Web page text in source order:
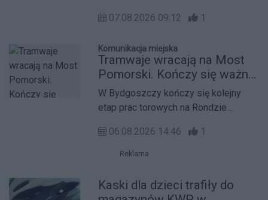
Wystarczy komputer lub smartfon z
się z pracownikiem Zakładu podczas
e-wizyty. To wygodne rozwiązanie
pozwala załatwić wiele spraw bez
wizyty w placówce, a jednocześnie
oszczędza czas i pozwala uniknąć
07.08.2026 09:12 1
Komunikacja miejska
Tramwaje wracają na Most
Pomorski. Kończy się ważny
etap remontu torowisk
W Bydgoszczy kończy się kolejny
etap prac torowych na Rondzie
zostanie ruch tramwajowy na odcinku
od ronda do węzła Perłowa, choć w
trwają.
06.08.2026 14:46 1
Reklama
Kaski dla dzieci trafiły do